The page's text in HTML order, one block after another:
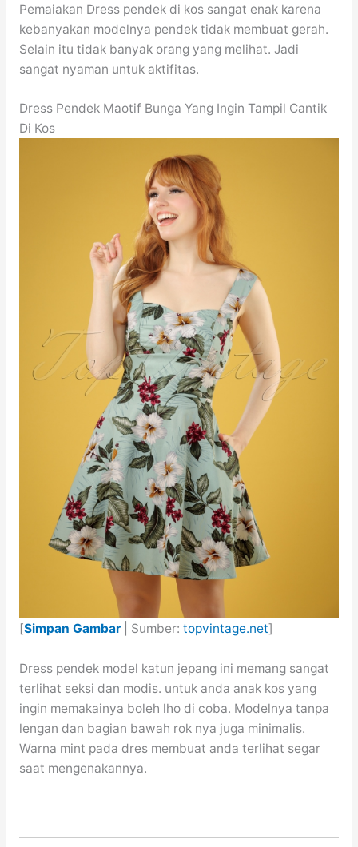
Pemaiakan Dress pendek di kos sangat enak karena
kebanyakan modelnya pendek tidak membuat gerah.
Selain itu tidak banyak orang yang melihat. Jadi
sangat nyaman untuk aktifitas.
Dress Pendek Maotif Bunga Yang Ingin Tampil Cantik
Di Kos
[Simpan Gambar| Sumber: topvintage.net]
Dress pendek model katun jepang ini memang sangat
terlihat seksi dan modis. untuk anda anak kos yang
ingin memakainya boleh lho di coba. Modelnya tanpa
lengan dan bagian bawah rok nya juga minimalis.
Warna mint pada dres membuat anda terlihat segar
saat mengenakannya.